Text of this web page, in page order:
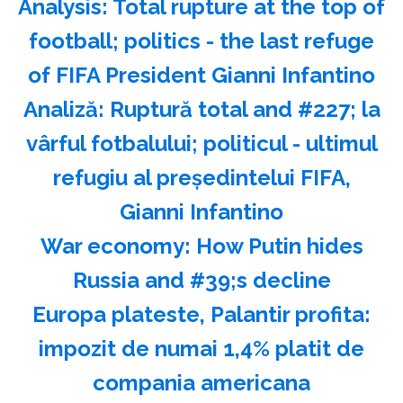
Analysis: Total rupture at the top of
football; politics - the last refuge
of FIFA President Gianni Infantino
Analiză: Ruptură total and #227; la
vârful fotbalului; politicul - ultimul
refugiu al preşedintelui FIFA,
Gianni Infantino
War economy: How Putin hides
Russia and #39;s decline
Europa plateste, Palantir profita:
impozit de numai 1,4% platit de
compania americana